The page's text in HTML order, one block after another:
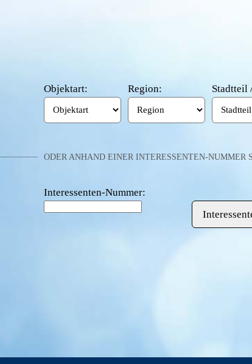
Objektart: Region: Stadtteil
ODER ANHAND EINER INTERESSENTEN-NUMMER
Interessenten-Nummer: